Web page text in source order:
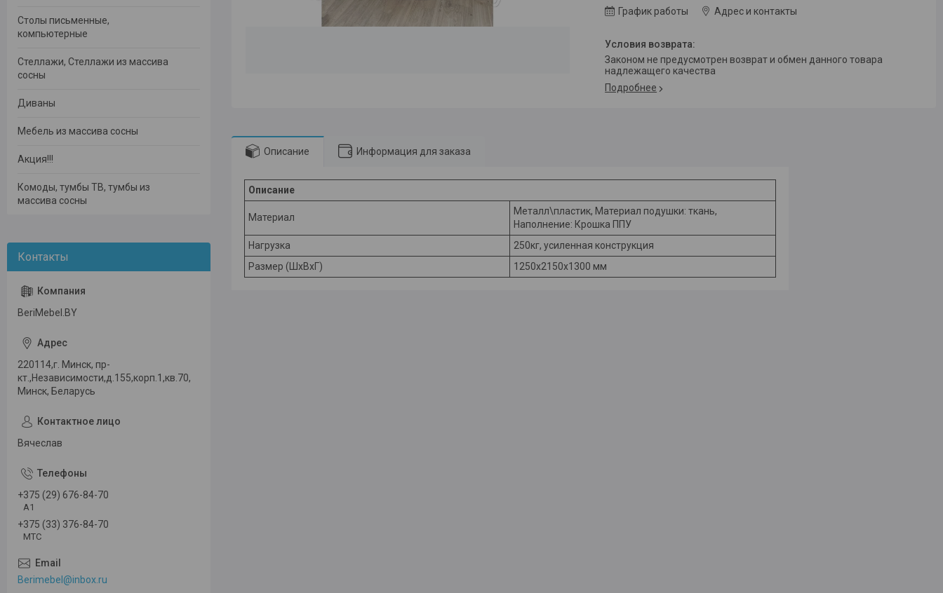
График работы
Адрес и контакты
Законом не предусмотрен возврат и обмен данного товара
надлежащего качества
Подробнее
Описание Информация для заказа
Описание
Материал
Металл\пластик, Материал подушки: ткань,
Наполнение: Крошка ППУ
Нагрузка
250кг, усиленная конструкция
Размер (ШхВхГ)
1250х2150х1300 мм
Столы письменные,
компьютерные
Стеллажи, Стеллажи из массива
сосны
Диваны
Мебель из массива сосны
Акция!!!
Комоды, тумбы ТВ, тумбы из
массива сосны
BeriMebel.BY
220114,г. Минск, пр-
кт.,Независимости,д.155,корп.1,кв.70,
Минск, Беларусь
Вячеслав
+375 (29) 676-84-70
А1
+375 (33) 376-84-70
МТС
Berimebel@inbox.ru